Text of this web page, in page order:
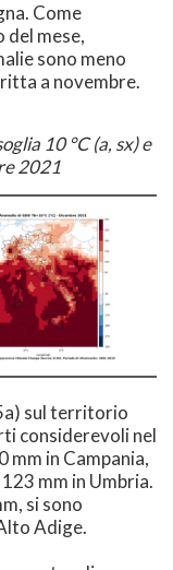
Come
del mese,
sono meno
a novembre.
10 °C (a, sx) e
2021
sul territorio
considerevoli nel
mm in Campania,
mm in Umbria.
si sono
Adige.